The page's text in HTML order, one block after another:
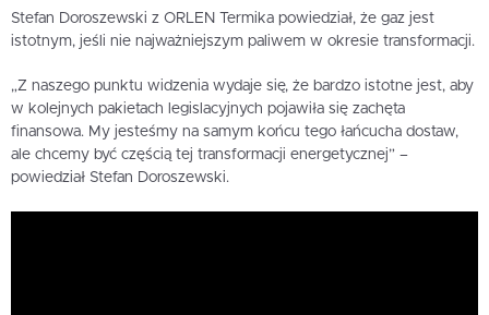
Stefan Doroszewski z ORLEN Termika powiedział, że gaz jest
istotnym, jeśli nie najważniejszym paliwem w okresie transformacji.
„Z naszego punktu widzenia wydaje się, że bardzo istotne jest, aby
w kolejnych pakietach legislacyjnych pojawiła się zachęta
finansowa. My jesteśmy na samym końcu tego łańcucha dostaw,
ale chcemy być częścią tej transformacji energetycznej” –
powiedział Stefan Doroszewski.